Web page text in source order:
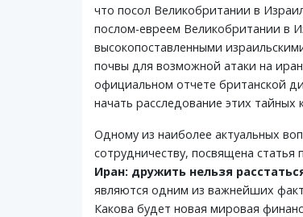
что посол Великобритании в
послом-евреем Великобритании в
высокопоставленными
почвы для возможной атаки на
официальном отчете британской
начать расследование этих тайных
Одному из наиболее актуальных
сотрудничеству, посвящена
Иран: дружить нельзя
являются одним из важнейших
Какова будет новая мировая